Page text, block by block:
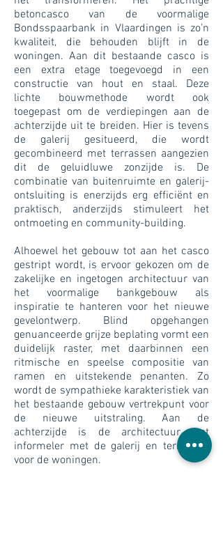
betoncasco van de voormalige
Bondsspaarbank in Vlaardingen is zo’n
kwaliteit, die behouden blijft in de
woningen. Aan dit bestaande casco is
een extra etage toegevoegd in een
constructie van hout en staal. Deze
lichte bouwmethode wordt ook
toegepast om de verdiepingen aan de
achterzijde uit te breiden. Hier is tevens
de galerij gesitueerd, die wordt
gecombineerd met terrassen aangezien
dit de geluidluwe zonzijde is. De
combinatie van buitenruimte en galerij-
ontsluiting is enerzijds erg efficiënt en
praktisch, anderzijds stimuleert het
ontmoeting en community-building.
Alhoewel het gebouw tot aan het casco
gestript wordt, is ervoor gekozen om de
zakelijke en ingetogen architectuur van
het voormalige bankgebouw als
inspiratie te hanteren voor het nieuwe
gevelontwerp. Blind opgehangen
genuanceerde grijze beplating vormt een
duidelijk raster, met daarbinnen een
ritmische en speelse compositie van
ramen en uitstekende penanten. Zo
wordt de sympathieke karakteristiek van
het bestaande gebouw vertrekpunt voor
de nieuwe uitstraling. Aan de
achterzijde is de architectuur wat
informeler met de galerij en terrassen
voor de woningen.